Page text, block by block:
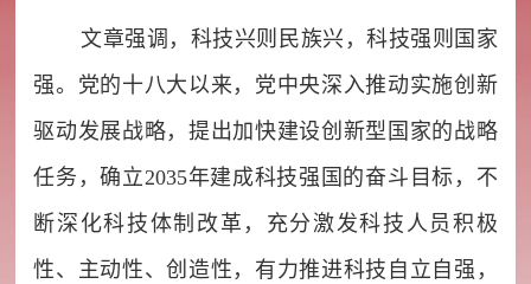
文章强调，科技兴则民族兴，科技强则国家
强。党的十八大以来，党中央深入推动实施创新
驱动发展战略，提出加快建设创新型国家的战略
任务，确立2035年建成科技强国的奋斗目标，不
断深化科技体制改革，充分激发科技人员积极
性、主动性、创造性，有力推进科技自立自强，